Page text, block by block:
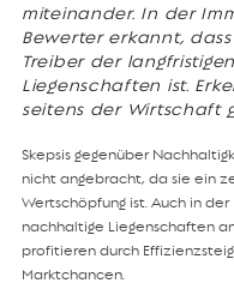
miteinander. In der
Bewerter erkannt,
Treiber der langfristigen
Liegenschaften ist.
seitens der Wirtschaft
Skepsis gegenüber
nicht angebracht, da sie ein
Wertschöpfung ist. Auch in
nachhaltige Liegenschaften
profitieren durch
Marktchancen.